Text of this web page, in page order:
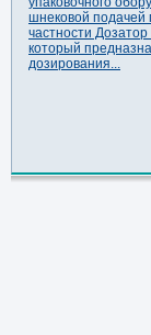
шнековой подачей
частности
который
дозирования...